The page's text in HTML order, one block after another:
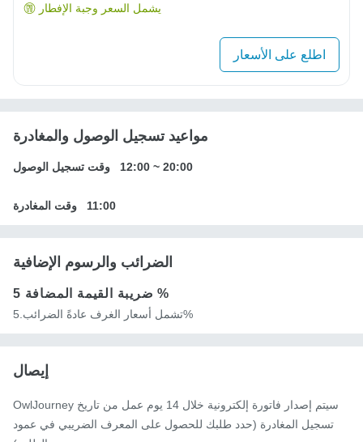
يشمل السعر وجبة الإفطار
اطلع على الأسعار
مواعيد تسجيل الوصول والمغادرة
وقت تسجيل الوصول 12:00 ~ 20:00
وقت المغادرة 11:00
الضرائب والرسوم الإضافية
ضريبة القيمة المضافة 5 %
تشمل أسعار الغرف عادةً الضرائب.5%
إيصال
OwlJourney سيتم إصدار فاتورة إلكترونية خلال 14 يوم عمل من تاريخ
تسجيل المغادرة (حدد طلبك للحصول على المعرف الضريبي في عمود